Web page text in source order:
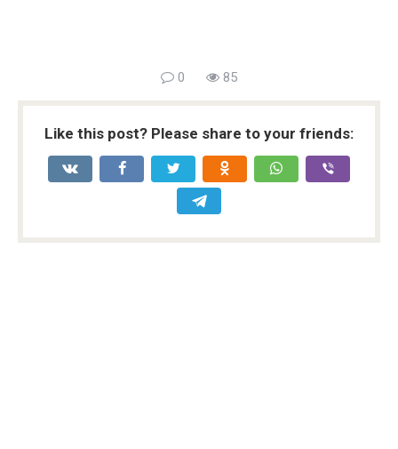
0 85
Like this post? Please share to your friends: